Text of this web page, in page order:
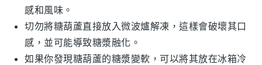
感和風味。
切勿將糖葫蘆直接放入微波爐解凍，這樣會破壞其口
感，並可能導致糖漿融化。
如果你發現糖葫蘆的糖漿變軟，可以將其放在冰箱冷